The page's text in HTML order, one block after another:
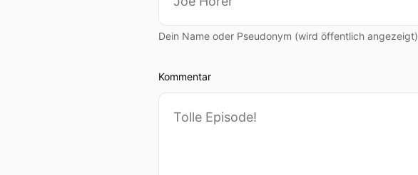
Dein Name oder Pseudonym (wird öffentlich angezeigt)
Kommentar